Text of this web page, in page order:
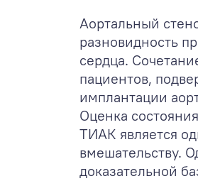
Аортальный
разновидность
сердца.
пациентов,
имплантации
Оценка
ТИАК является
вмешательству.
доказательной